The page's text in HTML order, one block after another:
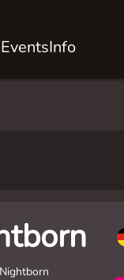
EventsInfo
Nightborn